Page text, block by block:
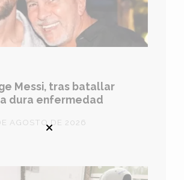
Messi, tras batallar
dura enfermedad
AGOSTO DE 2026